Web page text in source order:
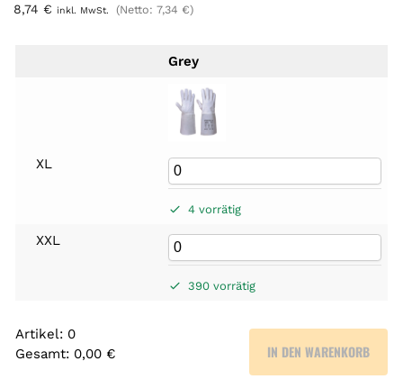
8,74 € inkl. MwSt. (Netto: 7,34 €)
Grey
XL
4 vorrätig
XXL
390 vorrätig
Artikel: 0
Gesamt: 0,00 €
IN DEN WARENKORB